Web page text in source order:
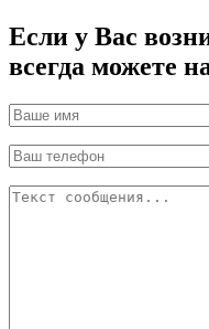
Если у Вас
всегда можете